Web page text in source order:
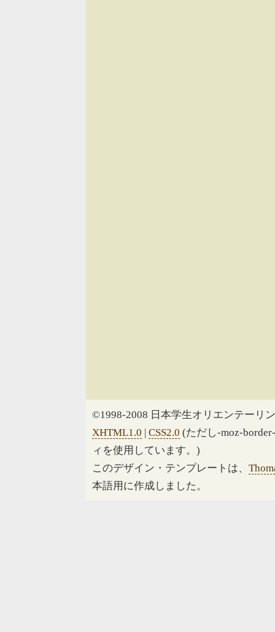
©1998-2008 日本学生オリエンテーリ
XHTML1.0 | CSS2.0 (ただし-moz-
ィを使用しています。)
このデザイン・テンプレートは、
本語用に作成しました。